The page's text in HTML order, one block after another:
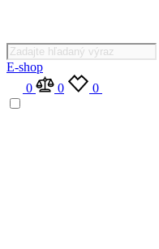
E-shop
0
0 0